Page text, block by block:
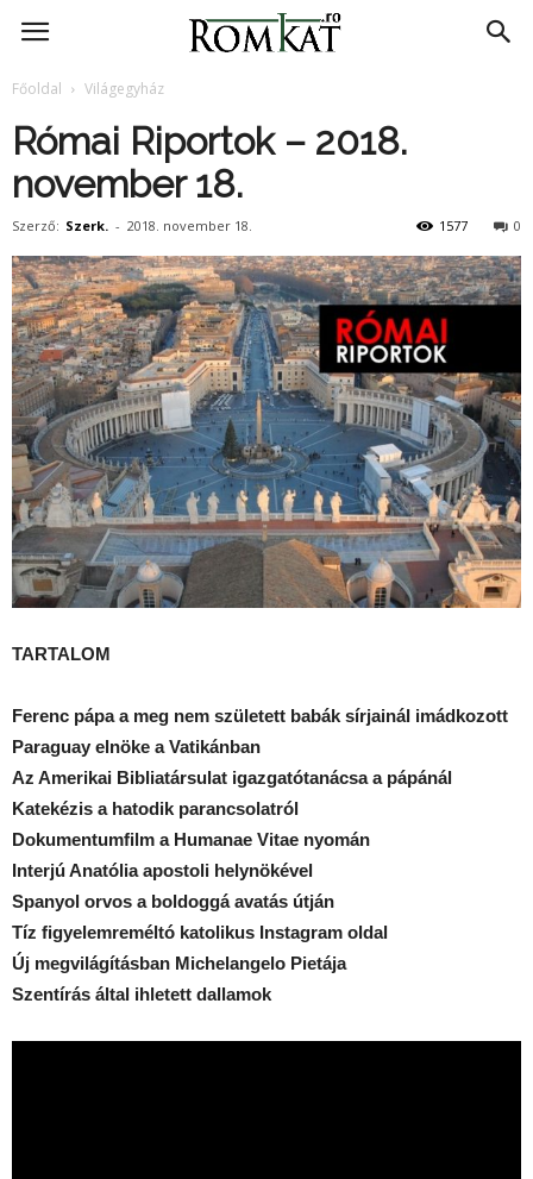
RomKat.ro
Főoldal Világegyház
Római Riportok – 2018.
november 18.
Szerző: Szerk. - 2018. november 18. 0
1577
TARTALOM
Ferenc pápa a meg nem született babák sírjainál imádkozott
Paraguay elnöke a Vatikánban
Az Amerikai Bibliatársulat igazgatótanácsa a pápánál
Katekézis a hatodik parancsolatról
Dokumentumfilm a Humanae Vitae nyomán
Interjú Anatólia apostoli helynökével
Spanyol orvos a boldoggá avatás útján
Tíz figyelemreméltó katolikus Instagram oldal
Új megvilágításban Michelangelo Pietája
Szentírás által ihletett dallamok